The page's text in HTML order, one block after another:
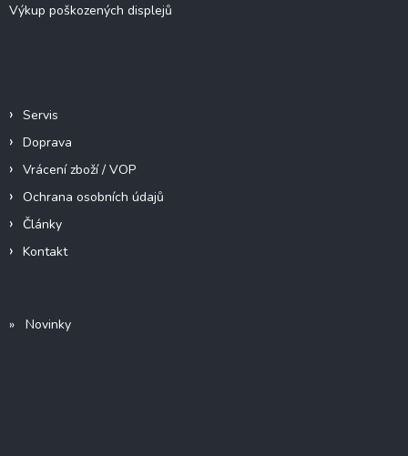
Výkup poškozených displejů
Servis
Doprava
Vrácení zboží / VOP
Ochrana osobních údajů
Články
Kontakt
» Novinky